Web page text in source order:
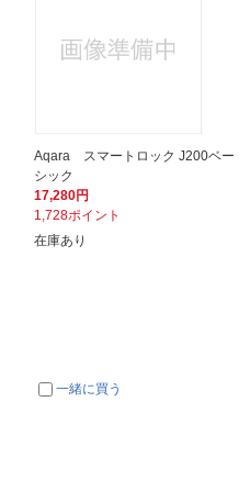
Aqara スマートロック J200ベー
シック
17,280円
1,728ポイント
在庫あり
一緒に買う